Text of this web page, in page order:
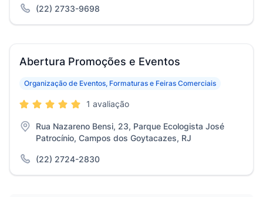
(22) 2733-9698
Abertura Promoções e Eventos
Organização de Eventos, Formaturas e Feiras Comerciais
1 avaliação
Rua Nazareno Bensi, 23, Parque Ecologista José
Patrocínio, Campos dos Goytacazes, RJ
(22) 2724-2830